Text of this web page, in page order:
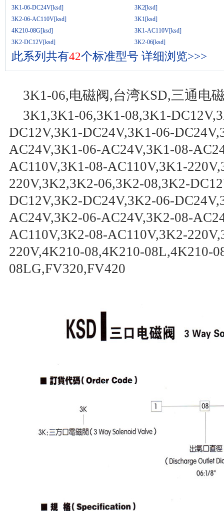
3K1-06-DC24V[ksd]
3K2[ksd]
3K2-06-AC110V[ksd]
3K1[ksd]
4K210-08G[ksd]
3K1-AC110V[ksd]
3K2-DC12V[ksd]
3K2-06[ksd]
此系列共有42个标准型号 详细浏览>>>
3K1-06,电磁阀,台湾KSD,三通电
3K1,3K1-06,3K1-08,3K1-
DC12V,3K1-DC24V,3K1-06-
AC24V,3K1-06-AC24V,3K1-08-
AC110V,3K1-08-AC110V,3K1-
220V,3K2,3K2-06,3K2-08,3K2-
DC12V,3K2-DC24V,3K2-06-
AC24V,3K2-06-AC24V,3K2-08-
AC110V,3K2-08-AC110V,3K2-
220V,4K210-08,4K210-08L,4K210-
08LG,FV320,FV420